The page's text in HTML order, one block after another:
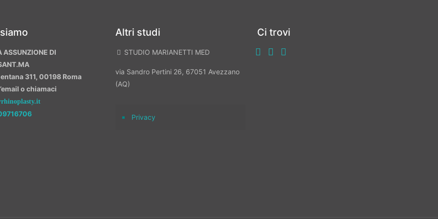
ASSUNZIONE DI
311, 00198 Roma
o chiamaci
Altri studi
STUDIO MARIANETTI MED
via Sandro Pertini 26, 67051 Avezzano
(AQ)
Privacy
Ci trovi